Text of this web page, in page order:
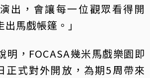
出，會讓每一位觀眾看得開
馬戲帳篷。」
明，FOCASA幾米馬戲樂園即
正式對外開放，為期5周帶來